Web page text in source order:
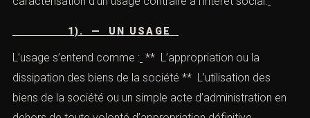
sociétés deconstructions ; de sociétés civiles de
placement immobilier ; ou encore de sociétés
d’assurance. En revanche, les dirigeants de sociétés de
personnes sont exclus de la qualification d’abus de
biens sociaux. En effet, il est de jurisprudence constante
que l’incrimination d’abus de biens sociaux ne peut être